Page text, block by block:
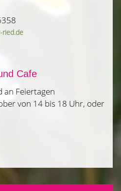
r d d
Cafe
an Feiertagen
von 14 bis 18 Uhr, oder